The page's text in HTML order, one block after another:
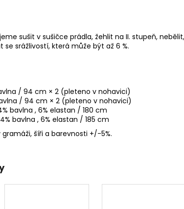
sušit v sušičce prádla, žehlit na II. stupeň,
srážlivostí, která může být až 6 %.
/ 94 cm × 2 (pleteno v nohavici)
/ 94 cm × 2 (pleteno v nohavici)
bavlna , 6% elastan / 180 cm
bavlna , 6% elastan / 185 cm
šíři a barevnosti +/-5%.